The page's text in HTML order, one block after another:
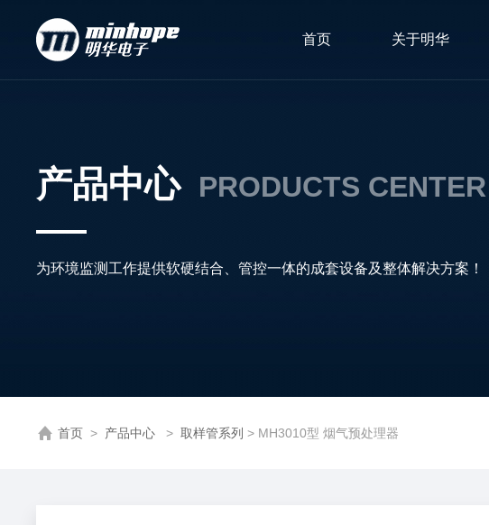
首页 关于明华
产品中心 PRODUCTS CENTER
为环境监测工作提供软硬结合、管控一体的成套设备及整体解决方案！
首页 > 产品中心 > 取样管系列 > MH3010型 烟气预处理器